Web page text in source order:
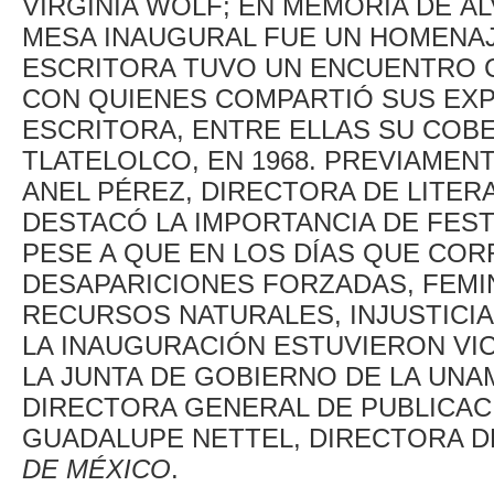
VIRGINIA WOLF; EN MEMORIA DE
MESA INAUGURAL FUE UN
ESCRITORA TUVO UN ENCUENTRO
CON QUIENES COMPARTIÓ SUS
ESCRITORA, ENTRE ELLAS SU
TLATELOLCO, EN 1968.
ANEL PÉREZ, DIRECTORA DE
DESTACÓ LA IMPORTANCIA DE
PESE A QUE EN LOS DÍAS QUE
DESAPARICIONES FORZADAS,
RECURSOS NATURALES,
LA INAUGURACIÓN ESTUVIERON
LA JUNTA DE GOBIERNO DE LA
DIRECTORA GENERAL DE
GUADALUPE NETTEL, DIRECTORA
DE MÉXICO.